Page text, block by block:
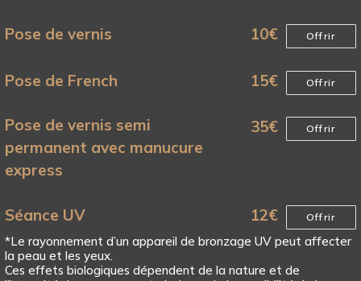
Pose de vernis 10€ Offrir
Pose de French 15€ Offrir
Pose de vernis semi
permanent avec manucure
express
35€ Offrir
Séance UV 12€ Offrir
*Le rayonnement d’un appareil de bronzage UV peut affecter
la peau et les yeux.
Ces effets biologiques dépendent de la nature et de